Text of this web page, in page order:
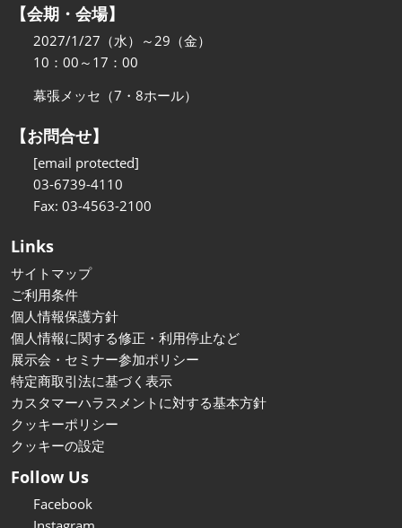
【会期・会場】
2027/1/27（水）～29（金）
10：00～17：00
幕張メッセ（7・8ホール）
【お問合せ】
[email protected]
03-6739-4110
Fax: 03-4563-2100
Links
サイトマップ
ご利用条件
個人情報保護方針
個人情報に関する修正・利用停止など
展示会・セミナー参加ポリシー
特定商取引法に基づく表示
カスタマーハラスメントに対する基本方針
クッキーポリシー
クッキーの設定
Follow Us
Facebook